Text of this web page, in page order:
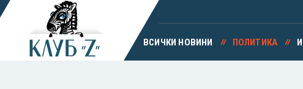
ВСИЧКИ НОВИНИ ПОЛИТИКА